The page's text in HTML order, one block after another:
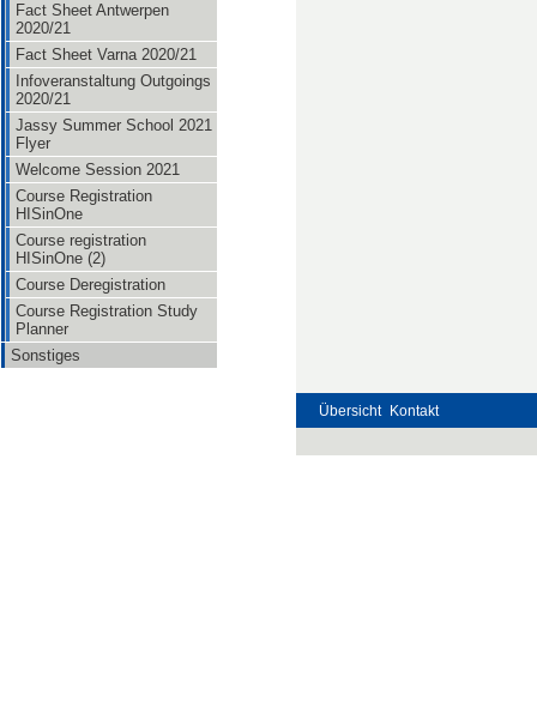
Fact Sheet Antwerpen
2020/21
Fact Sheet Varna 2020/21
Infoveranstaltung Outgoings
2020/21
Jassy Summer School 2021
Flyer
Welcome Session 2021
Course Registration
HISinOne
Course registration
HISinOne (2)
Course Deregistration
Course Registration Study
Planner
Sonstiges
Übersicht Kontakt